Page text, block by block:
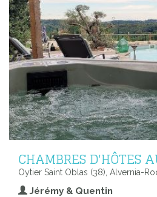
CHAMBRES D'HÔTES
Oytier Saint Oblas (38), Alvernia-
Jérémy & Quentin